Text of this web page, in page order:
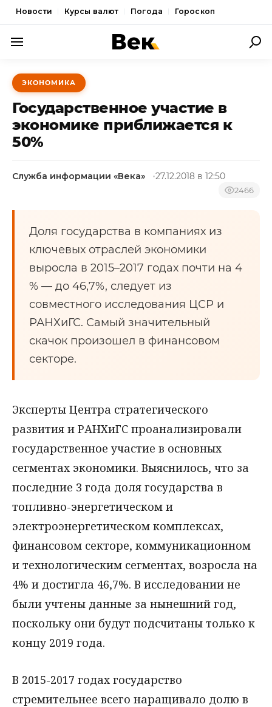
Новости Курсы валют Погода Гороскоп
ПОЛИТИКА
ЭКОНОМИКА
ОБЩЕСТВО
СПОРТ
ЭКОНОМИКА
Государственное участие в
экономике приближается к
50%
Служба информации «Века» 27.12.2018 в 12:50
2466
Доля государства в компаниях из
ключевых отраслей экономики
выросла в 2015–2017 годах почти на 4
% — до 46,7%, следует из
совместного исследования ЦСР и
РАНХиГС. Самый значительный
скачок произошел в финансовом
секторе.
Эксперты Центра стратегического
развития и РАНХиГС проанализировали
государственное участие в основных
сегментах экономики. Выяснилось, что за
последние 3 года доля государства в
топливно-энергетическом и
электроэнергетическом комплексах,
финансовом секторе, коммуникационном
и технологическим сегментах, возросла на
4% и достигла 46,7%. В исследовании не
были учтены данные за нынешний год,
поскольку они будут подсчитаны только к
концу 2019 года.
В 2015-2017 годах государство
стремительнее всего наращивало долю в